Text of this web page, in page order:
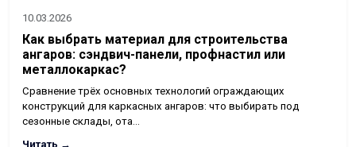
10.03.2026
Как выбрать материал для строительства
ангаров: сэндвич-панели, профнастил или
металлокаркас?
Сравнение трёх основных технологий ограждающих
конструкций для каркасных ангаров: что выбирать под
сезонные склады, ота…
Читать →